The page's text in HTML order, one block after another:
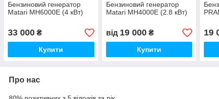
Бензиновий генератор
Matari MH6000E (4 кВт)
33 000 ₴
Купити
Бензиновий генератор
Matari MH4000E (2.8 кВт)
від 19 000₴
Купити
19
Про нас